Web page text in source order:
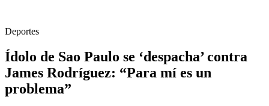
Deportes
Ídolo de Sao Paulo se ‘despacha’ contra
James Rodríguez: “Para mí es un
problema”